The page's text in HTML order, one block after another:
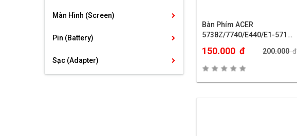
Màn Hình (Screen)
Pin (Battery)
Sạc (Adapter)
Bàn Phím ACER
5738Z/7740/E440/E1-571…
150.000 đ 200.000đ